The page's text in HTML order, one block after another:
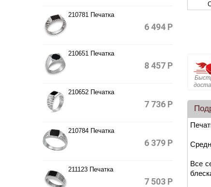
210781 Печатка
6 494 Р
210651 Печатка
8 457 Р
210652 Печатка
7 736 Р
210784 Печатка
6 379 Р
211123 Печатка
7 503 Р
Все